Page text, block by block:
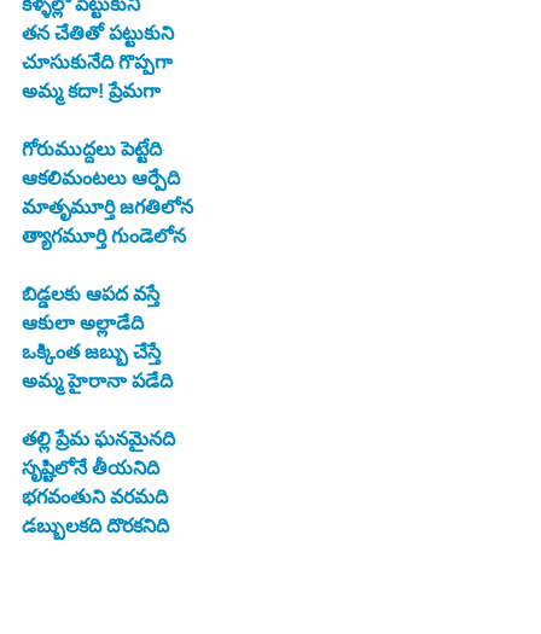
కళ్ళల్లో పెట్టుకుని
తన చేతితో పట్టుకుని
చూసుకునేది గొప్పగా
అమ్మ కదా! ప్రేమగా
గోరుముద్దలు పెట్టేది
ఆకలిమంటలు ఆర్పేది
మాతృమూర్తి జగతిలోన
త్యాగమూర్తి గుండెలోన
బిడ్డలకు ఆపద వస్తే
ఆకులా అల్లాడేది
ఒక్కింత జబ్బు చేస్తే
అమ్మ హైరానా పడేది
తల్లి ప్రేమ ఘనమైనది
సృష్టిలోనే తీయనిది
భగవంతుని వరమది
డబ్బులకది దొరకనిది